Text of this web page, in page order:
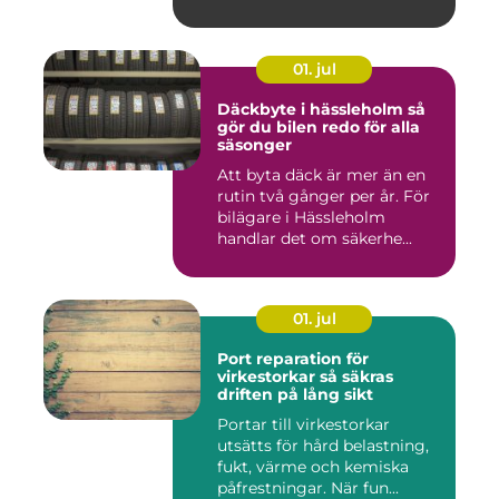
01. jul
Däckbyte i hässleholm så
gör du bilen redo för alla
säsonger
Att byta däck är mer än en
rutin två gånger per år. För
bilägare i Hässleholm
handlar det om säkerhe...
01. jul
Port reparation för
virkestorkar så säkras
driften på lång sikt
Portar till virkestorkar
utsätts för hård belastning,
fukt, värme och kemiska
påfrestningar. När fun...